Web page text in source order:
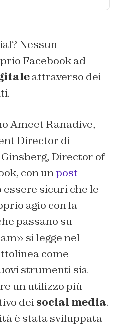
Nessun
Facebook ad
attraverso dei
Ameet Ranadive,
Director di
Director of
con unpost
essere sicuri che le
agio con la
passano su
si legge nel
come
strumenti sia
un utilizzo più
deisocial media.
è stata sviluppata